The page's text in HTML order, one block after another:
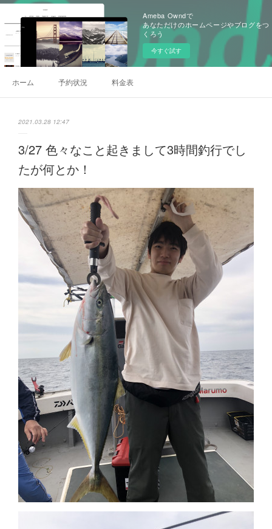
Ameba Owndで
あなただけのホームページやブログをつ
くろう
今すぐ試す
ホーム 予約状況 料金表
2021.03.28 12:47
3/27 色々なこと起きまして3時間釣行でし
たが何とか！